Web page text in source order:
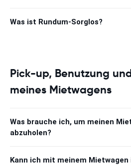
Was ist Rundum-Sorglos?
Pick-up, Benutzung
meines Mietwagens
Was brauche ich, um meinen
abzuholen?
Kann ich mit meinem Mietwagen